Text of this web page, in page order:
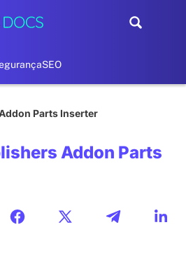
SEO
Parts Inserter
Addon Parts